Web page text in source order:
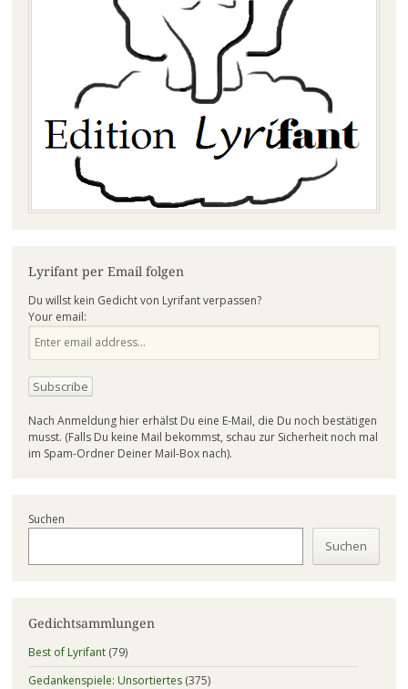
Lyrifant per Email folgen
Du willst kein Gedicht von Lyrifant verpassen?
Your email:
Nach Anmeldung hier erhälst Du eine E-Mail, die Du noch bestätigen
musst. (Falls Du keine Mail bekommst, schau zur Sicherheit noch mal
im Spam-Ordner Deiner Mail-Box nach).
Suchen
Suchen
Gedichtsammlungen
Best of Lyrifant(79)
Gedankenspiele: Unsortiertes(375)